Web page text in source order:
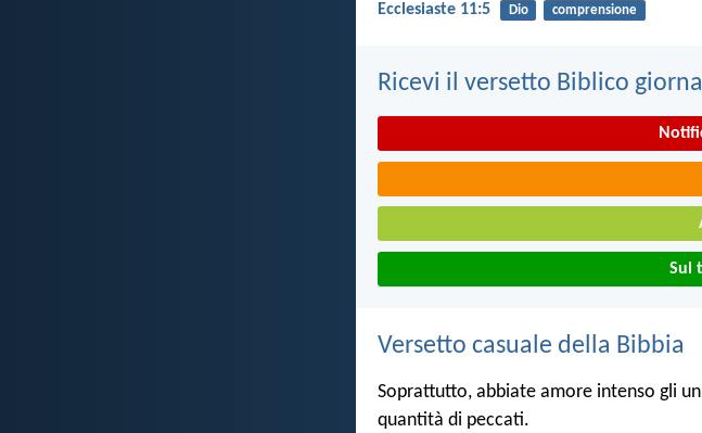
Ecclesiaste 11:5 Dio comprensione
Ricevi il versetto Biblico
Sul
Versetto casuale della Bibbia
Soprattutto, abbiate amore intenso gli
quantità di peccati.